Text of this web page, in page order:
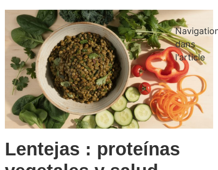
Lentejas : proteínas
dans
l'article